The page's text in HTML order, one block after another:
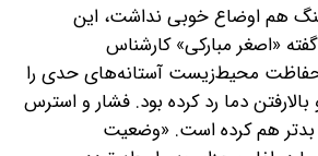
هم اوضاع خوبی نداشت، این
«اصغر مبارکی» کارشناس
محیط‌زیست آستانه‌های حدی را
دما رد کرده بود. فشار و استرس
بدتر هم کرده است. «وضعیت